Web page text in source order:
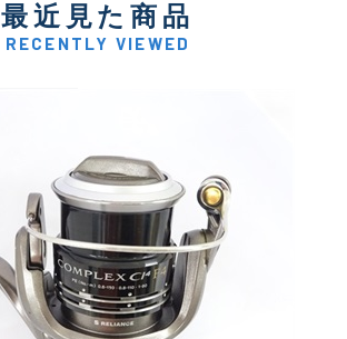
最近見た商品
RECENTLY VIEWED